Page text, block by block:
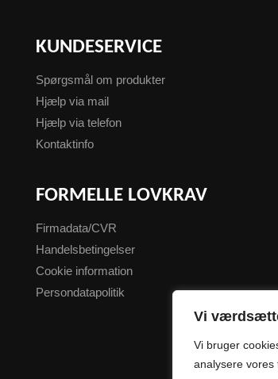
Vi
Vi bruger
analysere vores
KUNDESERVICE
Spørgsmål om produkter
Hjælp via mail
Hjælp via telefon
Kontaktinfo
FORMELLE LOVKRAV
Firmadata/CVR
Handelsbetingelser
Cookie information
Persondatapolitik